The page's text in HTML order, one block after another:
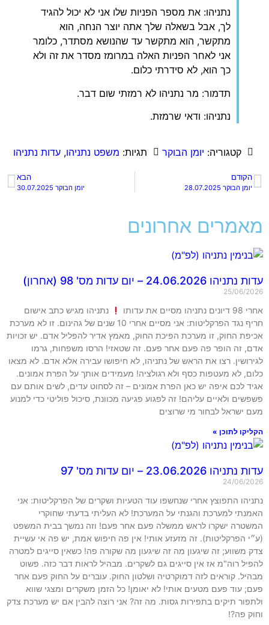
נתניהו: את מספר הפניות שלו אני לא יכול להגיד
לך, אבל בשאלה שלך אתה יוצר הנחה, הוא
מתקשר, הוא מתקשר עד שהנושא מסתדר, כלומר
אני לאחר הפניות האלה במרומז מסדר את זה ולא
כך הוא, לא סידרתי כלום.
תדמור: מר נתניהו לא רמזתי שום דבר.
נתניהו: ודאי שרמזת.
קטגוריה: יומן הבוקר תגיות: משפט נתניהו,עדות נתניהו
הקודם
יומן הבוקר 28.07.2025
הבא
יומן הבוקר 30.07.2025
מאמרים אחרונים
עדות נתניהו 24.06.2026 – יום עדות מס' 98 (אחרון)
25/06/2026
אחרי 98 דיונים נתניהו מסיים את עדותו
נתניהו מגיש כתב אישום
חריף נגד הפרקליטות: אני מסיים אחרי 10 שנים של גהינום. זו לא מערכת
אכיפת החוק, זו מערכת הפיכת החוק, מאמץ אדיר להפליל אדם. יש זכויות
אדם, זה הופר פה פעם אחר פעם. זה שטאזי! הרסו משפחות, גרמו
לגירושין. רצו את הראש של נתניהו, לא חיפושו עבירה אלא אדם. לא מצאו
כלום, לא מעטפות כסף ולא רגולציה! מעמידים אותך על הפרת אמונים.
אגיד לכם איפה יש כאן הפרת אמונים – זה לסחוט עדים, לשים אותם עם
פשפשים ולאיים עליהם! זה לפגוע פגיעה מכוונת, סיכול פוליטי כדי למנוע
מעם ישראל לבחור מי שרוצים
הקליקו לתוכן »
עדות נתניהו 23.06.2026 – יום עדות מס' 97
24/06/2026
נתניהו התפוצץ אחרי שנחשפו עוד הטעיות ושקרים של הפרקליטות: אני
האמנתי למערכת והגנתי על המערכת! לא העליתי בדעתי שחוקרי
המשטרה ישקרו לראש ממשלה פעם אחר פעם! וזה נמשך בבית המשפט
(ע״י הפרקליטות). זה מזעזע אותי! אין פה חיפוש אמת, יש פה אי עשיית
צדק משווע; זה שיגעון מה זה שיגעון מה שקורה פה! כשאין סייגים למטרה
להפיל רוה"מ אז אין סייגים גם לשקרים. מבהיל לראות דבר כזה. פשוט
מבהיל. קוראים לזה דמוקרטיה ושלטון החוק. עוברים על החוק פעם אחר
פעם; עוד פעם מטעים אותי! לא יאומן! כל הזמן משקרים ומצגי שווא
ולתפור תיקים בתפירות גסות. מה זה? אני רוצה להבין אם יש מערכת צדק
וחוק פה?!